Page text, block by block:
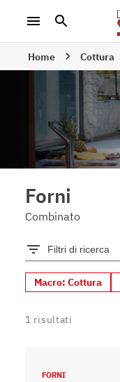
Home Cottura
Forni
Combinato
Filtri di ricerca
Macro: Cottura
1 risultati
FORNI